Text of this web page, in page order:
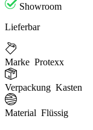
Showroom
Lieferbar
Marke Protexx
Verpackung Kasten
Material Flüssig